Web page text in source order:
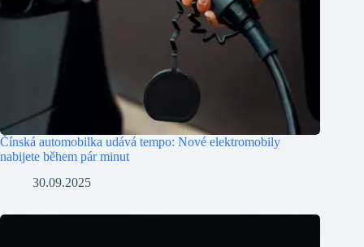
Čínská automobilka udává tempo: Nové elektromobily
nabijete během pár minut
30.09.2025